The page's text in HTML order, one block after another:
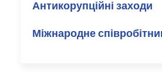
Антикорупційні заходи
Міжнародне